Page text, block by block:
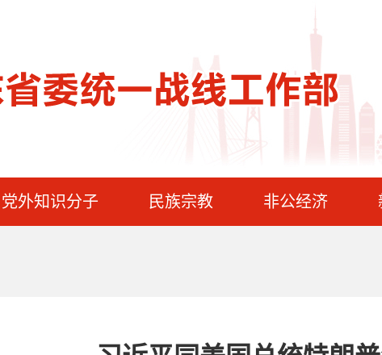
党外知识分子 民族宗教 非公经济